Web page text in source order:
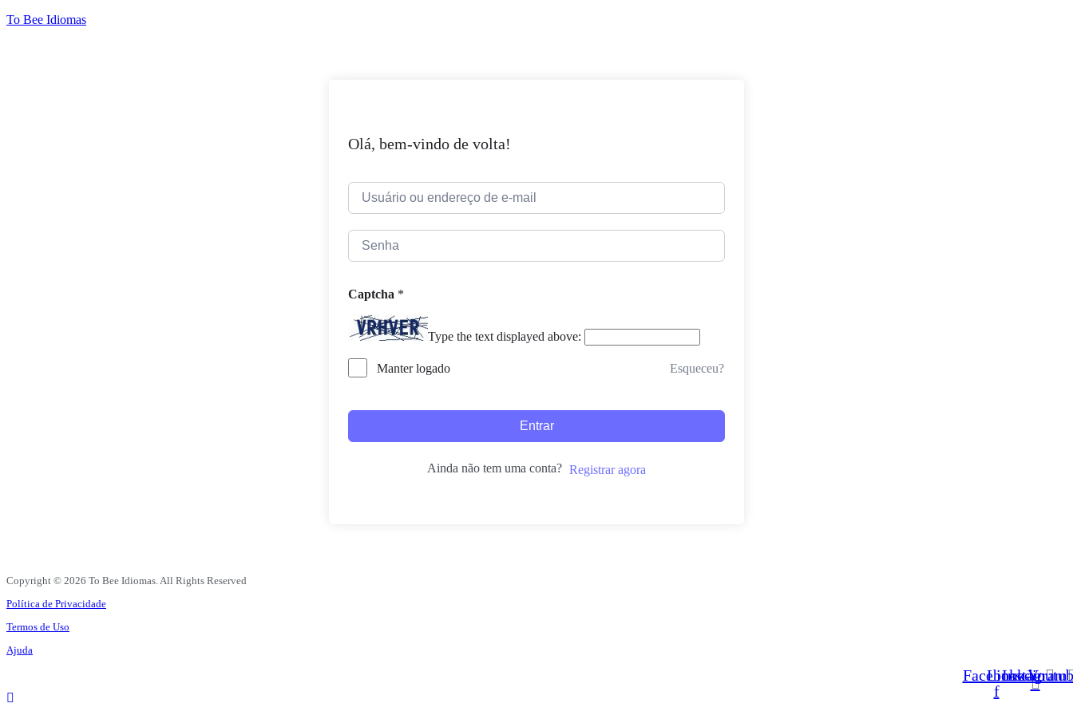
Ir
To Bee Idiomas
Olá, bem-vindo de volta!
Captcha *
Type the text displayed above:
Manter logado Esqueceu?
Entrar
Ainda não tem uma conta? Registrar agora
Copyright © 2026 To Bee Idiomas. All Rights Reserved
Política de Privacidade
Termos de Uso
Ajuda
Facebook-
f
Linkedin
Instagram